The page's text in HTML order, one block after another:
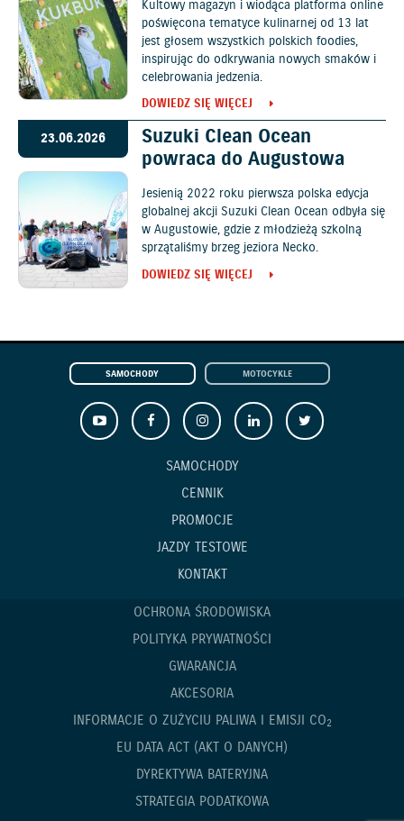
Kultowy magazyn i wiodąca platforma online
poświęcona tematyce kulinarnej od 13 lat
jest głosem wszystkich polskich foodies,
inspirując do odkrywania nowych smaków i
celebrowania jedzenia.
DOWIEDZ SIĘ WIĘCEJ
23.06.2026
Suzuki Clean Ocean
powraca do Augustowa
Jesienią 2022 roku pierwsza polska edycja
globalnej akcji Suzuki Clean Ocean odbyła się
w Augustowie, gdzie z młodzieżą szkolną
sprzątaliśmy brzeg jeziora Necko.
DOWIEDZ SIĘ WIĘCEJ
SAMOCHODY MOTOCYKLE
SAMOCHODY
CENNIK
PROMOCJE
JAZDY TESTOWE
KONTAKT
OCHRONA ŚRODOWISKA
POLITYKA PRYWATNOŚCI
GWARANCJA
AKCESORIA
INFORMACJE O ZUŻYCIU PALIWA I EMISJI CO2
EU DATA ACT (AKT O DANYCH)
DYREKTYWA BATERYJNA
STRATEGIA PODATKOWA